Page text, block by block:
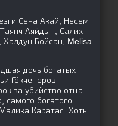
Сена Акай, Несем
Аяйдын, Салих
Бойсан, Melisa
дочь богатых
Гёкченеров
за убийство отца
самого богатого
Каратая. Хоть